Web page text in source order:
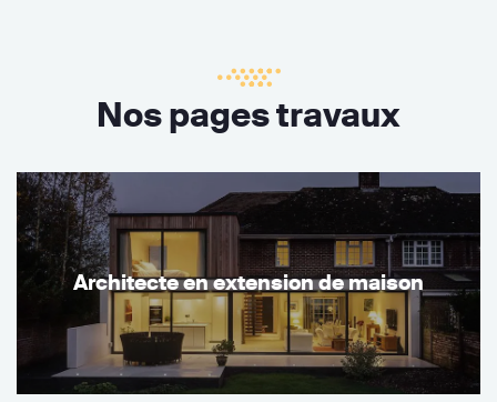
Nos pages travaux
Architecte en extension de maison